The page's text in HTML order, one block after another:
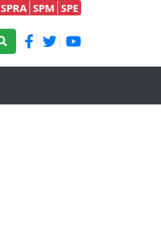
SPRA SPM SPE